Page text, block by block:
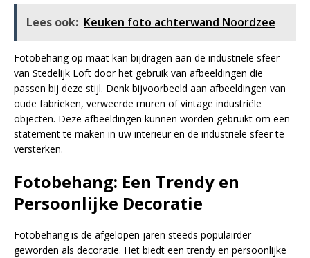
Lees ook: Keuken foto achterwand Noordzee
Fotobehang op maat kan bijdragen aan de industriële sfeer
van Stedelijk Loft door het gebruik van afbeeldingen die
passen bij deze stijl. Denk bijvoorbeeld aan afbeeldingen van
oude fabrieken, verweerde muren of vintage industriële
objecten. Deze afbeeldingen kunnen worden gebruikt om een
statement te maken in uw interieur en de industriële sfeer te
versterken.
Fotobehang: Een Trendy en
Persoonlijke Decoratie
Fotobehang is de afgelopen jaren steeds populairder
geworden als decoratie. Het biedt een trendy en persoonlijke